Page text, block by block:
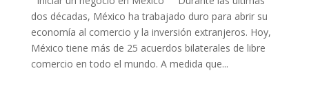
dos décadas, México ha trabajado duro para abrir su
economía al comercio y la inversión extranjeros. Hoy,
México tiene más de 25 acuerdos bilaterales de libre
comercio en todo el mundo. A medida que...